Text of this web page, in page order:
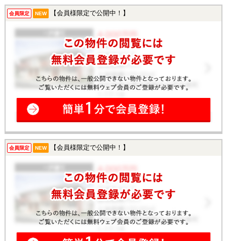
会員限定 NEW 【会員様限定で公開中！】
会員限定 NEW 【会員様限定で公開中！】